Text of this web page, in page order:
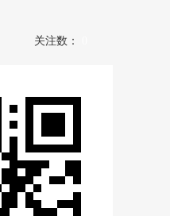
关注数：